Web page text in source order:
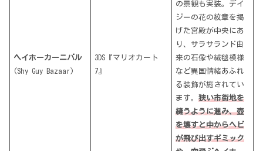
ヘイホーカーニバル
(Shy Guy Bazaar)
3DS『マリオカート
7』
の景観も実装。デイ
ジーの花の紋章を掲
げた宮殿が中央にあ
り、サラサランド由
来の石像や絨毯模様
など異国情緒あふれ
る装飾が施されてい
ます。狭い市街地を
縫うように進み、壺
を壊すと中からヘビ
が飛び出すギミック